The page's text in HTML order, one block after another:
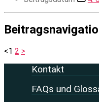
<1 2 >
Kontakt
FAQs und